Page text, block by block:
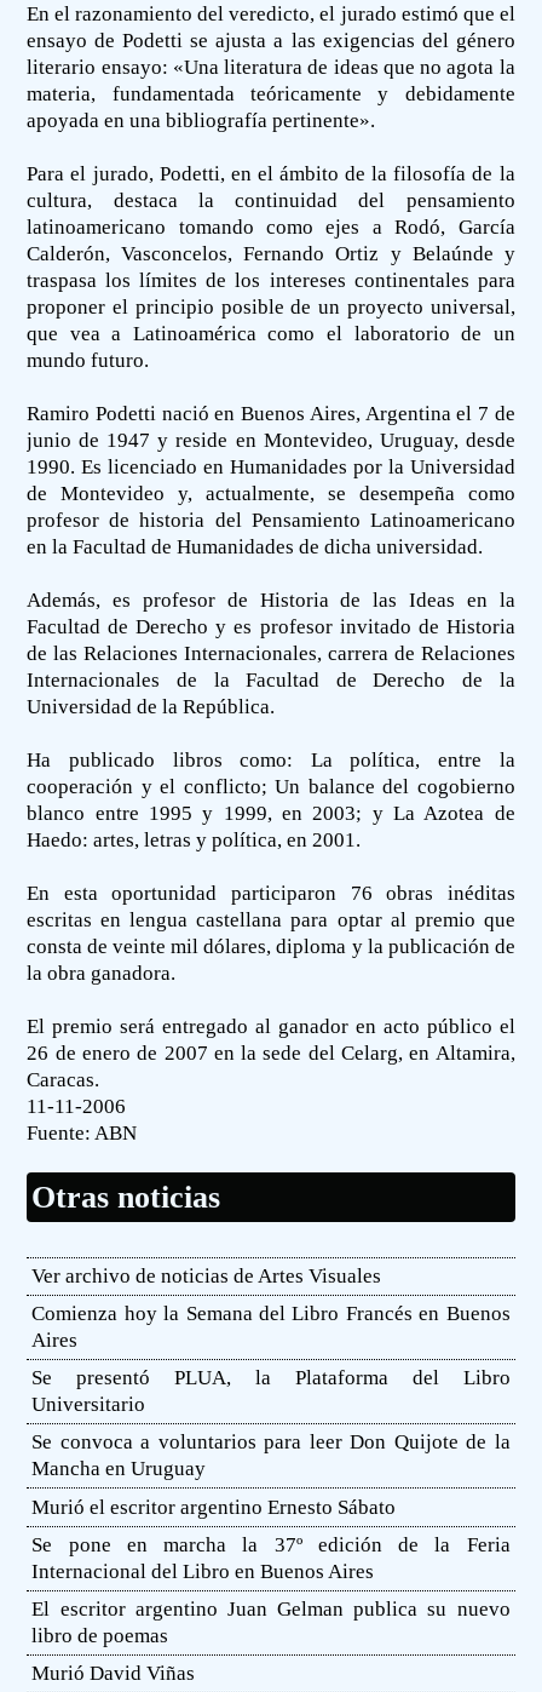
En el razonamiento del veredicto, el jurado estimó que el
ensayo de Podetti se ajusta a las exigencias del género
literario ensayo: «Una literatura de ideas que no agota la
materia, fundamentada teóricamente y debidamente
apoyada en una bibliografía pertinente».
Para el jurado, Podetti, en el ámbito de la filosofía de la
cultura, destaca la continuidad del pensamiento
latinoamericano tomando como ejes a Rodó, García
Calderón, Vasconcelos, Fernando Ortiz y Belaúnde y
traspasa los límites de los intereses continentales para
proponer el principio posible de un proyecto universal,
que vea a Latinoamérica como el laboratorio de un
mundo futuro.
Ramiro Podetti nació en Buenos Aires, Argentina el 7 de
junio de 1947 y reside en Montevideo, Uruguay, desde
1990. Es licenciado en Humanidades por la Universidad
de Montevideo y, actualmente, se desempeña como
profesor de historia del Pensamiento Latinoamericano
en la Facultad de Humanidades de dicha universidad.
Además, es profesor de Historia de las Ideas en la
Facultad de Derecho y es profesor invitado de Historia
de las Relaciones Internacionales, carrera de Relaciones
Internacionales de la Facultad de Derecho de la
Universidad de la República.
Ha publicado libros como: La política, entre la
cooperación y el conflicto; Un balance del cogobierno
blanco entre 1995 y 1999, en 2003; y La Azotea de
Haedo: artes, letras y política, en 2001.
En esta oportunidad participaron 76 obras inéditas
escritas en lengua castellana para optar al premio que
consta de veinte mil dólares, diploma y la publicación de
la obra ganadora.
El premio será entregado al ganador en acto público el
26 de enero de 2007 en la sede del Celarg, en Altamira,
Caracas.
11-11-2006
Fuente: ABN
Otras noticias
Ver archivo de noticias de Artes Visuales
Comienza hoy la Semana del Libro Francés en Buenos
Aires
Se presentó PLUA, la Plataforma del Libro
Universitario
Se convoca a voluntarios para leer Don Quijote de la
Mancha en Uruguay
Murió el escritor argentino Ernesto Sábato
Se pone en marcha la 37º edición de la Feria
Internacional del Libro en Buenos Aires
El escritor argentino Juan Gelman publica su nuevo
libro de poemas
Murió David Viñas